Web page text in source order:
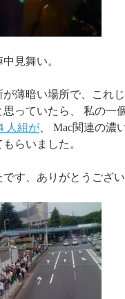
見舞い。
薄暗い場所で、これ
っていたら、 私の一
人 組 が 、 Mac関連の濃
らいました。
す、ありがとうござい